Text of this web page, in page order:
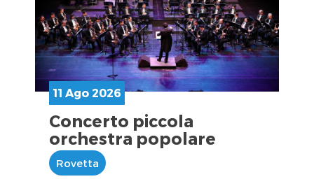
11 Ago 2026
Concerto piccola
orchestra popolare
Rovetta